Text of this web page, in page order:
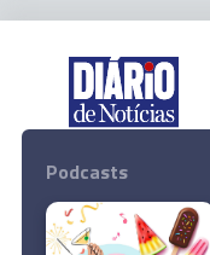
Podcasts